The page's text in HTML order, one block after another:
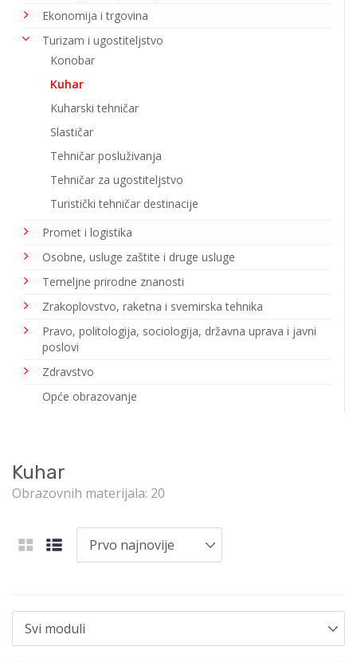
Ekonomija i trgovina
Turizam i ugostiteljstvo
Konobar
Kuhar
Kuharski tehničar
Slastičar
Tehničar posluživanja
Tehničar za ugostiteljstvo
Turistički tehničar destinacije
Promet i logistika
Osobne, usluge zaštite i druge usluge
Temeljne prirodne znanosti
Zrakoplovstvo, raketna i svemirska tehnika
Pravo, politologija, sociologija, državna uprava i javni
poslovi
Zdravstvo
Opće obrazovanje
Kuhar
Obrazovnih materijala: 20